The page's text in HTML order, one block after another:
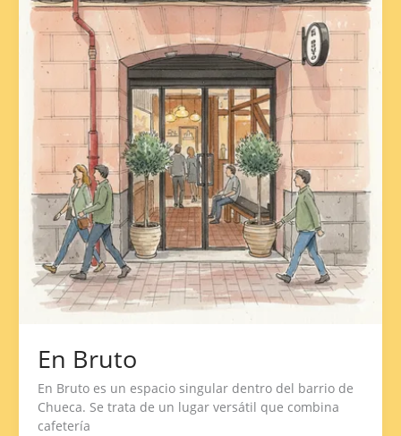
En Bruto
En Bruto es un espacio singular dentro del barrio de
Chueca. Se trata de un lugar versátil que combina
cafetería